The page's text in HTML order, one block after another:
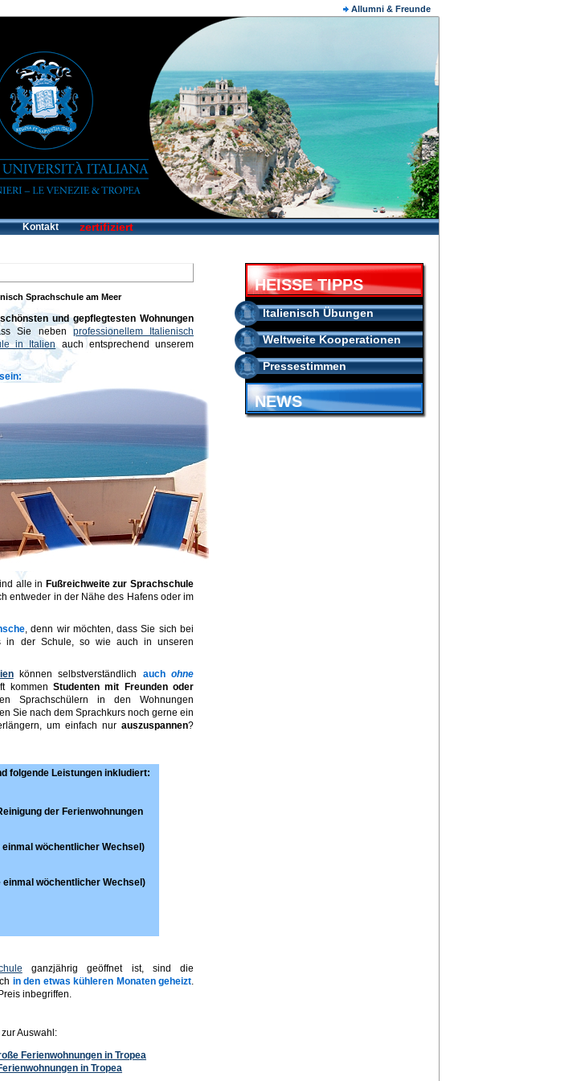
Sprachschule am Meer
schönsten und gepflegtesten Wohnungen
Sie neben professionellem Italienisch
in Italienauch entsprechend unserem
alle in Fußreichweite zur Sprachschule
entweder in der Nähe des Hafens oder im
, denn wir möchten, dass Sie sich bei
in der Schule, so wie auch in unseren
können selbstverständlich auchohne
kommen Studenten mit Freunden oder
Sprachschülern in den Wohnungen
Sie nach dem Sprachkurs noch gerne ein
um einfach nur auszuspannen?
folgende Leistungen inkludiert:
der Ferienwohnungen
wöchentlicher Wechsel)
wöchentlicher Wechsel)
ganzjährig geöffnet ist, sind die
in den etwas kühleren Monaten geheizt.
inbegriffen.
Auswahl:
Ferienwohnungen in Tropea
in Tropea
HEISSE TIPPS
Italienisch Übungen
Weltweite Kooperationen
Pressestimmen
NEWS
Allumni & Freunde
Kontakt zertifiziert